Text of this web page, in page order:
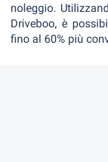
noleggio.
Driveboo, è
fino al 60% più